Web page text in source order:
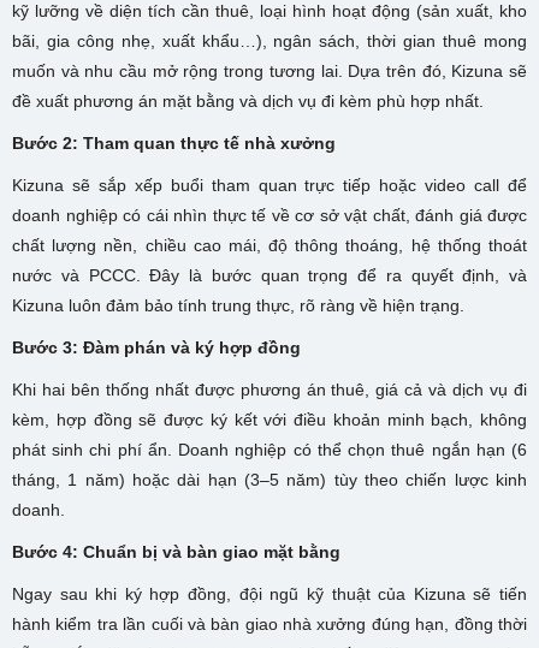
kỹ lưỡng về diện tích cần thuê, loại hình hoạt động (sản xuất, kho
bãi, gia công nhẹ, xuất khẩu…), ngân sách, thời gian thuê mong
muốn và nhu cầu mở rộng trong tương lai. Dựa trên đó, Kizuna sẽ
đề xuất phương án mặt bằng và dịch vụ đi kèm phù hợp nhất.
Bước 2: Tham quan thực tế nhà xưởng
Kizuna sẽ sắp xếp buổi tham quan trực tiếp hoặc video call để
doanh nghiệp có cái nhìn thực tế về cơ sở vật chất, đánh giá được
chất lượng nền, chiều cao mái, độ thông thoáng, hệ thống thoát
nước và PCCC. Đây là bước quan trọng để ra quyết định, và
Kizuna luôn đảm bảo tính trung thực, rõ ràng về hiện trạng.
Bước 3: Đàm phán và ký hợp đồng
Khi hai bên thống nhất được phương án thuê, giá cả và dịch vụ đi
kèm, hợp đồng sẽ được ký kết với điều khoản minh bạch, không
phát sinh chi phí ẩn. Doanh nghiệp có thể chọn thuê ngắn hạn (6
tháng, 1 năm) hoặc dài hạn (3–5 năm) tùy theo chiến lược kinh
doanh.
Bước 4: Chuẩn bị và bàn giao mặt bằng
Ngay sau khi ký hợp đồng, đội ngũ kỹ thuật của Kizuna sẽ tiến
hành kiểm tra lần cuối và bàn giao nhà xưởng đúng hạn, đồng thời